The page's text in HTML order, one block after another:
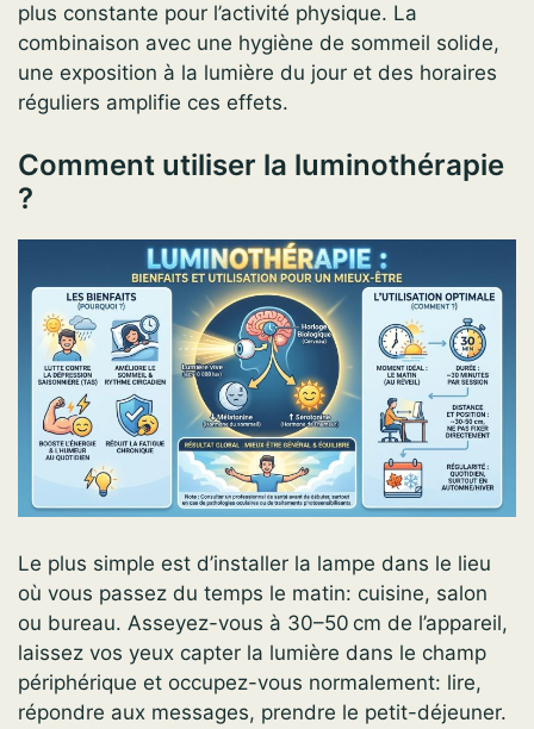
plus constante pour l’activité physique. La
combinaison avec une hygiène de sommeil solide,
une exposition à la lumière du jour et des horaires
réguliers amplifie ces effets.
Comment utiliser la luminothérapie
?
Le plus simple est d’installer la lampe dans le lieu
où vous passez du temps le matin: cuisine, salon
ou bureau. Asseyez-vous à 30–50 cm de l’appareil,
laissez vos yeux capter la lumière dans le champ
périphérique et occupez-vous normalement: lire,
répondre aux messages, prendre le petit-déjeuner.